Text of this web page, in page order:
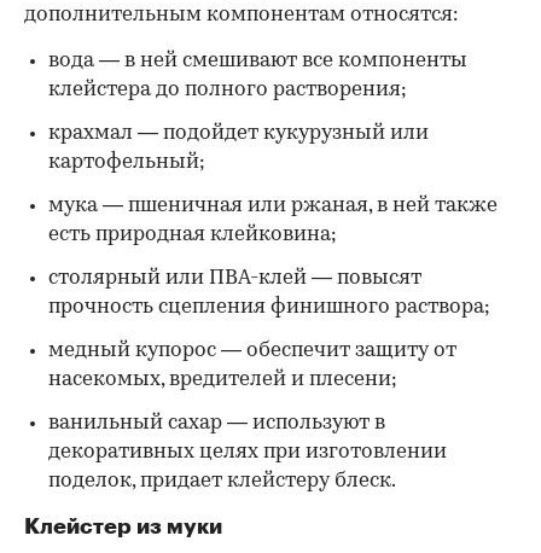
дополнительным компонентам относятся:
вода — в ней смешивают все компоненты
клейстера до полного растворения;
крахмал — подойдет кукурузный или
картофельный;
мука — пшеничная или ржаная, в ней также
есть природная клейковина;
столярный или ПВА-клей — повысят
прочность сцепления финишного раствора;
медный купорос — обеспечит защиту от
насекомых, вредителей и плесени;
ванильный сахар — используют в
декоративных целях при изготовлении
поделок, придает клейстеру блеск.
Клейстер из муки